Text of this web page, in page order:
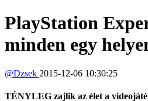
PlayStation
minden egy
@Dzsek 2015-12-06 10:30:25
TÉNYLEG zajlik az élet a